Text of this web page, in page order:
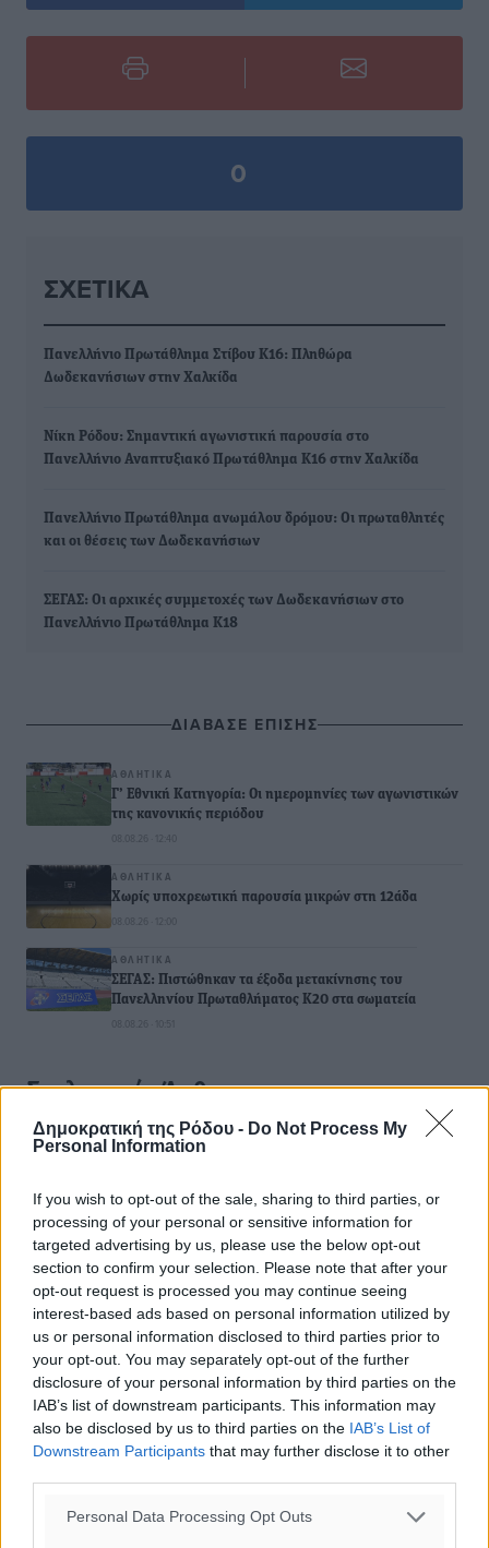
Δημοκρατική της Ρόδου - Do Not Process My
Personal Information
If you wish to opt-out of the sale, sharing to third parties, or
processing of your personal or sensitive information for
targeted advertising by us, please use the below opt-out
section to confirm your selection. Please note that after your
opt-out request is processed you may continue seeing
interest-based ads based on personal information utilized by
us or personal information disclosed to third parties prior to
your opt-out. You may separately opt-out of the further
disclosure of your personal information by third parties on the
IAB’s list of downstream participants. This information may
also be disclosed by us to third parties on the IAB’s List of
Downstream Participants that may further disclose it to other
Personal Data Processing Opt Outs
0
ΣΧΕΤΙΚΆ
Πανελλήνιο Πρωτάθλημα Στίβου Κ16: Πληθώρα
Δωδεκανήσιων στην Χαλκίδα
Νίκη Ρόδου: Σημαντική αγωνιστική παρουσία στο
Πανελλήνιο Αναπτυξιακό Πρωτάθλημα Κ16 στην Χαλκίδα
Πανελλήνιο Πρωτάθλημα ανωμάλου δρόμου: Οι πρωταθλητές
και οι θέσεις των Δωδεκανήσιων
ΣΕΓΑΣ: Οι αρχικές συμμετοχές των Δωδεκανήσιων στο
Πανελλήνιο Πρωτάθλημα Κ18
ΔΙΑΒΑΣΕ ΕΠΙΣΗΣ
ΑΘΛΗΤΙΚΆ
Γ’ Εθνική Κατηγορία: Οι ημερομηνίες των αγωνιστικών
της κανονικής περιόδου
08.08.26 · 12:40
ΑΘΛΗΤΙΚΆ
Χωρίς υποχρεωτική παρουσία μικρών στη 12άδα
08.08.26 · 12:00
ΑΘΛΗΤΙΚΆ
ΣΕΓΑΣ: Πιστώθηκαν τα έξοδα μετακίνησης του
Πανελληνίου Πρωταθλήματος Κ20 στα σωματεία
08.08.26 · 10:51
Σχολιασμός Άρθρου
Τα σχόλια εκφράζουν αποκλειστικά τον εκάστοτε
απόψεις. Διατηρούμε το δικαίωμα να διαγράψουμε όποια
σχόλια θεωρούμε προσβλητικά ή περιέχουν ύβρεις, χωρίς
καμμία προειδοποίηση. Χρήστες που δεν τηρούν τους
όρους χρήσης αποκλείονται.
Προσθέστε ένα σχόλιο
Το E-mail δεν θα δημοσιευτεί.
Πρέπει να συμπληρωθούν όλα τα πεδία για την
υποβολή του σχολίου.